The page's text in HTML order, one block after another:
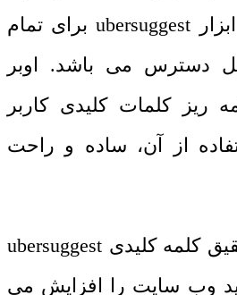
ubersuggestبرای تمام
دسترس می باشد. اوبر
ریز کلمات کلیدی کاربر
از آن، ساده و راحت
کلمه کلیدی ubersuggest
وب سایت را افزایش می